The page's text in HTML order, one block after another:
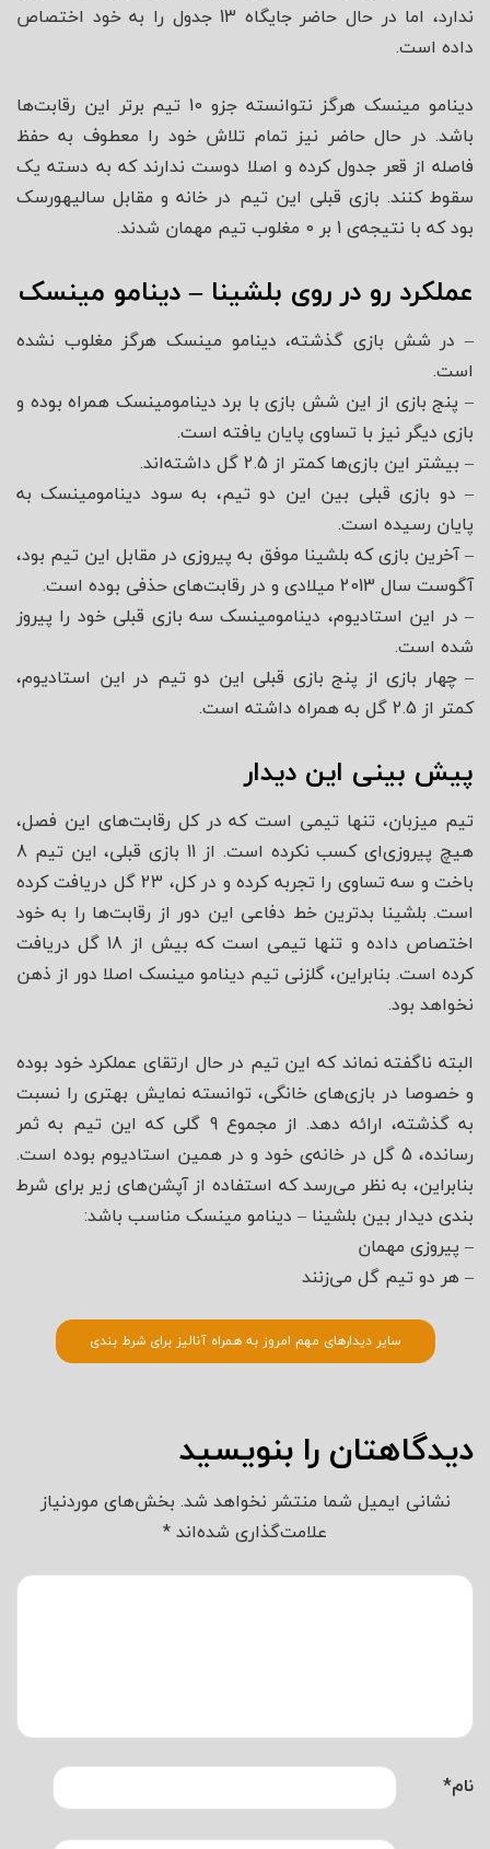
ندارد، اما در حال حاضر جایگاه 13 جدول را به خود اختصاص
داده است.
دینامو مینسک هرگز نتوانسته جزو 10 تیم برتر این رقابت‌ها
باشد. در حال حاضر نیز تمام تلاش خود را معطوف به حفظ
فاصله از قعر جدول کرده و اصلا دوست ندارند که به دسته یک
سقوط کنند. بازی قبلی این تیم در خانه و مقابل سالیهورسک
بود که با نتیجه‌ی 1 بر 0 مغلوب تیم مهمان شدند.
عملکرد رو در روی بلشینا – دینامو مینسک
– در شش بازی گذشته، دینامو مینسک هرگز مغلوب نشده
است.
– پنج بازی از این شش بازی با برد دینامومینسک همراه بوده و
بازی دیگر نیز با تساوی پایان یافته است.
– بیشتر این بازی‌ها کمتر از 2.5 گل داشته‌اند.
– دو بازی قبلی بین این دو تیم، به سود دینامومینسک به
پایان رسیده است.
– آخرین بازی که بلشینا موفق به پیروزی در مقابل این تیم بود،
آگوست سال 2013 میلادی و در رقابت‌های حذفی بوده است.
– در این استادیوم، دینامومینسک سه بازی قبلی خود را پیروز
شده است.
– چهار بازی از پنج بازی قبلی این دو تیم در این استادیوم،
کمتر از 2.5 گل به همراه داشته است.
پیش بینی این دیدار
تیم میزبان، تنها تیمی است که در کل رقابت‌های این فصل،
هیچ پیروزی‌ای کسب نکرده است. از 11 بازی قبلی، این تیم 8
باخت و سه تساوی را تجربه کرده و در کل، 23 گل دریافت کرده
است. بلشینا بدترین خط دفاعی این دور از رقابت‌ها را به خود
اختصاص داده و تنها تیمی است که بیش از 18 گل دریافت
کرده است. بنابراین، گلزنی تیم دینامو مینسک اصلا دور از ذهن
نخواهد بود.
البته ناگفته نماند که این تیم در حال ارتقای عملکرد خود بوده
و خصوصا در بازی‌های خانگی، توانسته نمایش بهتری را نسبت
به گذشته، ارائه دهد. از مجموع 9 گلی که این تیم به ثمر
رسانده، 5 گل در خانه‌ی خود و در همین استادیوم بوده است.
بنابراین، به نظر می‌رسد که استفاده از آپشن‌های زیر برای شرط
بندی دیدار بین بلشینا – دینامو مینسک مناسب باشد:
– پیروزی مهمان
– هر دو تیم گل می‌زنند
سایر دیدارهای مهم امروز به همراه آنالیز برای شرط بندی
دیدگاهتان را بنویسید
نشانی ایمیل شما منتشر نخواهد شد. بخش‌های موردنیاز
علامت‌گذاری شده‌اند*
نام*